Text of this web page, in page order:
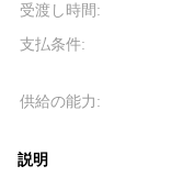
受渡し時間:
支払条件:
供給の能力:
説明